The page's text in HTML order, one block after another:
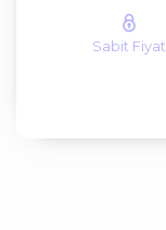
Sabit Fiyat